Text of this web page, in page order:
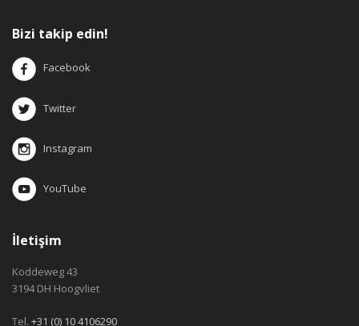
Bizi takip edin!
Facebook
Twitter
Instagram
YouTube
İletişim
Koddeweg 43
3194 DH Hoogvliet
Tel. +31 (0) 10 4106290